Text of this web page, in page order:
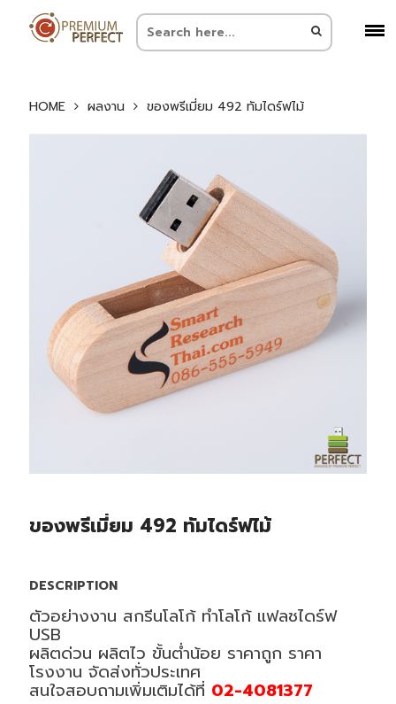
HOME ผลงาน ของพรีเมี่ยม 492 ทัมไดร์ฟไม้
ของพรีเมี่ยม 492 ทัมไดร์ฟไม้
DESCRIPTION
ตัวอย่างงาน สกรีนโลโก้ ทำโลโก้ แฟลชไดร์ฟ
USB
ผลิตด่วน ผลิตไว ขั้นต่ำน้อย ราคาถูก ราคา
โรงงาน จัดส่งทั่วประเทศ
สนใจสอบถามเพิ่มเติมได้ที่ 02-4081377